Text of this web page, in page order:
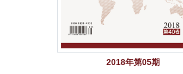
2018年第05期